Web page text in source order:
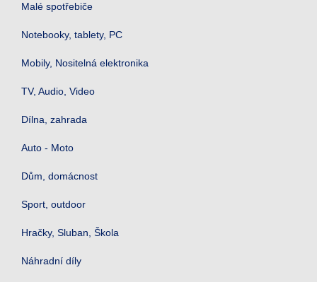
Malé spotřebiče
Notebooky, tablety, PC
Mobily, Nositelná elektronika
TV, Audio, Video
Dílna, zahrada
Auto - Moto
Dům, domácnost
Sport, outdoor
Hračky, Sluban, Škola
Náhradní díly